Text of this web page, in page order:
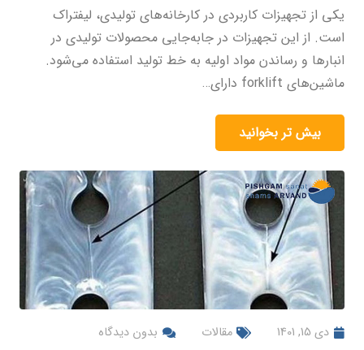
یکی از تجهیزات کاربردی در کارخانه‌های تولیدی، لیفتراک‌
است. از این تجهیزات در جابه‌جایی محصولات تولیدی در
انبارها و رساندن مواد اولیه به خط تولید استفاده می‌شود.
ماشین‌های forklift دارای…
بیش تر بخوانید
دی 15, 1401 مقالات بدون دیدگاه